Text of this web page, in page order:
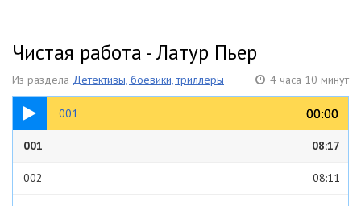
Чистая работа - Латур Пьер
Из раздела Детективы, боевики, триллеры 4 часа 10 минут
001 00:00
00:00
08:17
001 08:17
002 08:11